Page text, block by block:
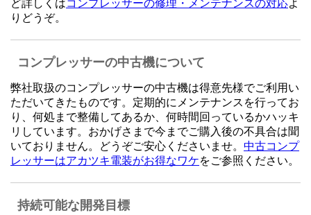
ど詳しくはコンプレッサーの修理・メンテナンスの対応よ
りどうぞ。
コンプレッサーの中古機について
弊社取扱のコンプレッサーの中古機は得意先様でご利用い
ただいてきたものです。定期的にメンテナンスを行ってお
り、何処まで整備してあるか、何時間回っているかハッキ
リしています。おかげさまで今までご購入後の不具合は聞
いておりません。どうぞご安心くださいませ。 中古コンプ
レッサーはアカツキ電装がお得なワケをご参照ください。
持続可能な開発目標